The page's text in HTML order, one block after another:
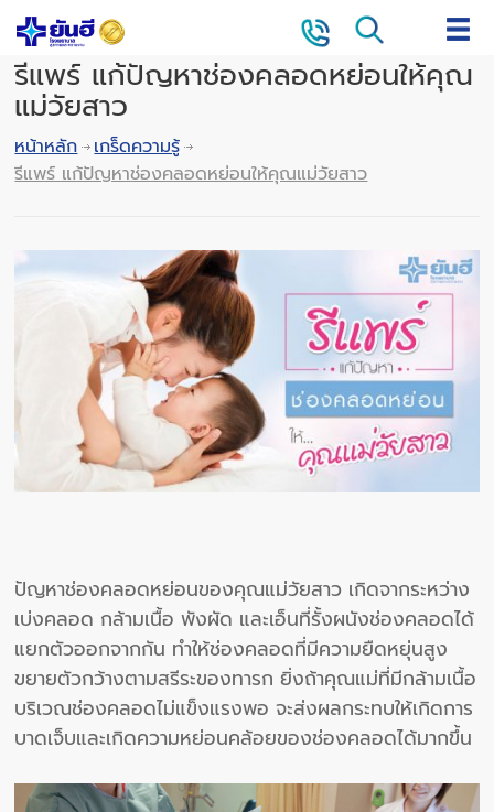
รีแพร์ แก้ปัญหาช่องคลอดหย่อนให้คุณ
แม่วัยสาว
หน้าหลัก
เกร็ดความรู้
รีแพร์ แก้ปัญหาช่องคลอดหย่อนให้คุณแม่วัยสาว
ปัญหาช่องคลอดหย่อนของคุณแม่วัยสาว เกิดจากระหว่าง
เบ่งคลอด กล้ามเนื้อ พังผัด และเอ็นที่รั้งผนังช่องคลอดได้
แยกตัวออกจากกัน ทำให้ช่องคลอดที่มีความยืดหยุ่นสูง
ขยายตัวกว้างตามสรีระของทารก ยิ่งถ้าคุณแม่ที่มีกล้ามเนื้อ
บริเวณช่องคลอดไม่แข็งแรงพอ จะส่งผลกระทบให้เกิดการ
บาดเจ็บและเกิดความหย่อนคล้อยของช่องคลอดได้มากขึ้น